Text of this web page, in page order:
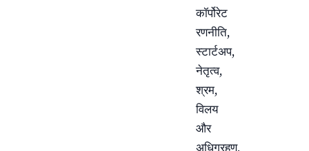
कॉर्पोरेट
रणनीति,
स्टार्टअप,
नेतृत्व,
श्रम,
विलय
और
अधिग्रहण,